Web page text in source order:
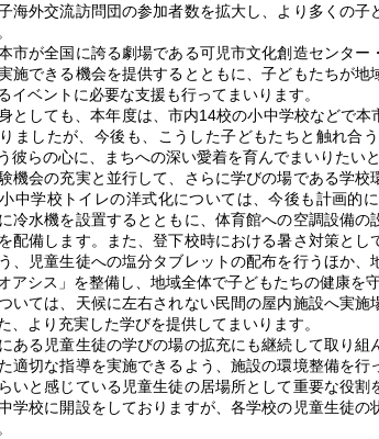
海外交流訪問団の参加者数を拡大し、より多くの
市が全国に誇る劇場である可児市文化創造センター
施できる機会を提供するとともに、子どもたちが
イベントに必要な支援も行ってまいります。
としても、本年度は、市内14校の小中学校などで
ましたが、今後も、こうした子どもたちと触れ合
彼らの心に、まちへの深い愛着を育んでまいりたい
機会の充実と並行して、さらに学びの場である学校
中学校トイレの洋式化については、今後も計画的
冷水機を設置するとともに、体育館への空調設備
配備します。また、登下校時における暑さ対策と
、児童生徒への塩分タブレットの配布を行うほか
アシス」を整備し、地域全体で子どもたちの健康を
いては、天候に左右されない民間の屋内施設へ実
、より充実した学びを提供してまいります。
ある児童生徒の学びの場の拡充にも継続して取り
適切な指導を実施できるよう、施設の環境整備を
いと感じている児童生徒の居場所として重要な役
学校に開設をしておりますが、各学校の児童生徒